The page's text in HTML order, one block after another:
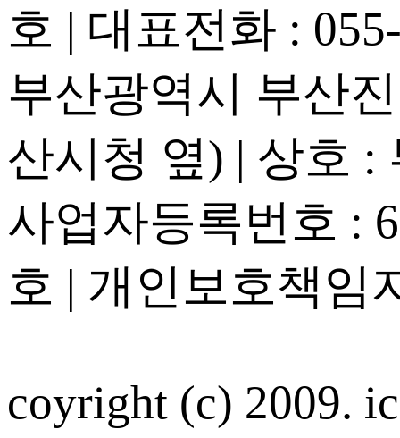
호 | 대표전화 :
부산광역시 부산
산시청 옆) | 상호 :
사업자등록번호 :
호 | 개인보호책임
coyright (c) 2009.